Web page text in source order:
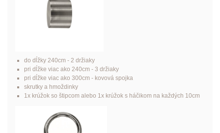
do dĺžky 240cm - 2 držiaky
pri dĺžke viac ako 240cm - 3 držiaky
pri dĺžke viac ako 300cm - kovová spojka
skrutky a hmoždinky
1x krúžok so štipcom alebo 1x krúžok s háčikom na každých 10cm